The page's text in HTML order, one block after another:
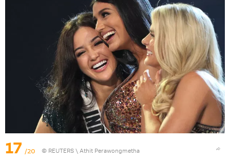
17 /20 © REUTERS \ Athit Perawongmetha